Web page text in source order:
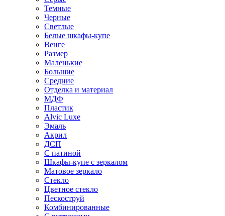
Темные
Черные
Светлые
Белые шкафы-купе
Венге
Размер
Маленькие
Большие
Средние
Отделка и материал
МДФ
Пластик
Alvic Luxe
Эмаль
Акрил
ДСП
С патиной
Шкафы-купе с зеркалом
Матовое зеркало
Стекло
Цветное стекло
Пескоструй
Комбинированные